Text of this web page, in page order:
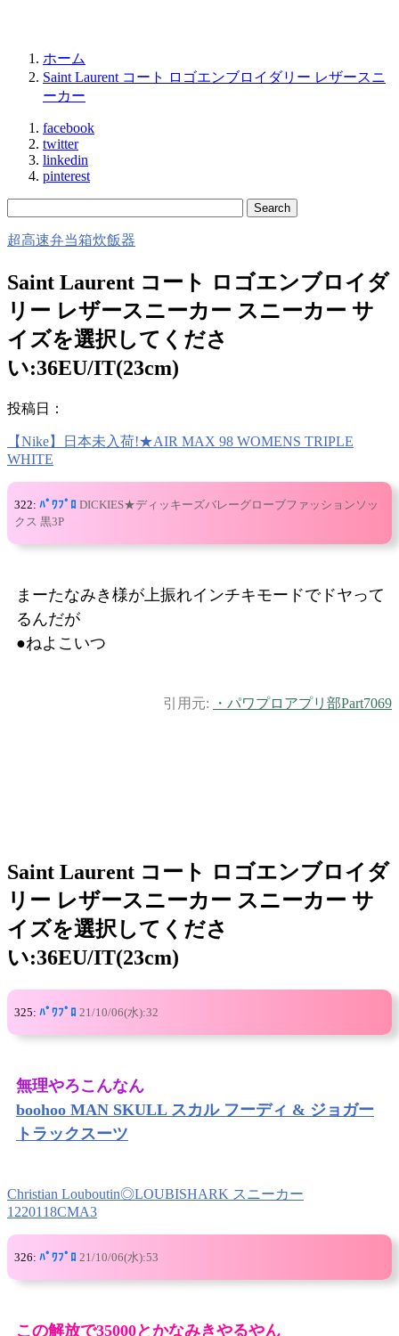
ホーム
Saint Laurent コート ロゴエンブロイダリー レザースニ
ーカー
facebook
twitter
linkedin
pinterest
超高速弁当箱炊飯器
Saint Laurent コート ロゴエンブロイダ
リー レザースニーカー スニーカー サ
イズを選択してくださ
い:36EU/IT(23cm)
投稿日：
【Nike】日本未入荷!★AIR MAX 98 WOMENS TRIPLE
WHITE
322: ﾊﾟﾜﾌﾟﾛ DICKIES★ディッキーズバレーグローブファッションソッ
クス 黒3P
まーたなみき様が上振れインチキモードでドヤって
るんだが
●ねよこいつ
引用元: ・パワプロアプリ部Part7069
Saint Laurent コート ロゴエンブロイダ
リー レザースニーカー スニーカー サ
イズを選択してくださ
い:36EU/IT(23cm)
325: ﾊﾟﾜﾌﾟﾛ 21/10/06(水):32
無理やろこんなん
boohoo MAN SKULL スカル フーディ & ジョガー
トラックスーツ
Christian Louboutin◎LOUBISHARK スニーカー
1220118CMA3
326: ﾊﾟﾜﾌﾟﾛ 21/10/06(水):53
この解放で35000とかなみきやるやん